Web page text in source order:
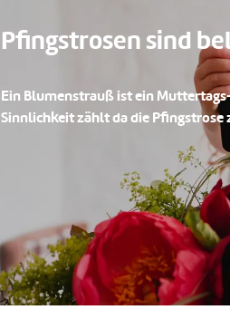
Pfingstrosen sind
Ein Blumenstrauß ist ein
Sinnlichkeit zählt da die